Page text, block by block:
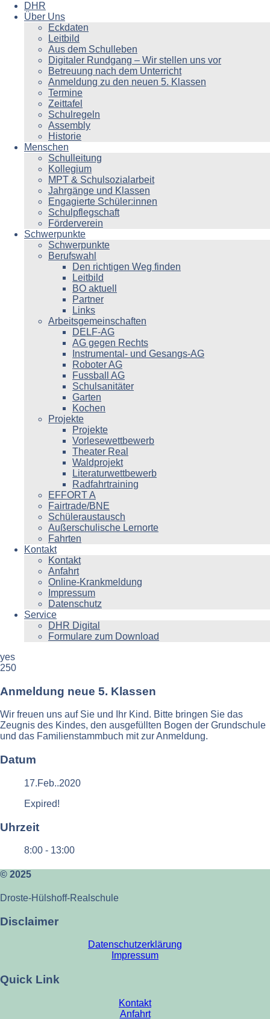
DHR
Über Uns
Eckdaten
Leitbild
Aus dem Schulleben
Digitaler Rundgang – Wir stellen uns vor
Betreuung nach dem Unterricht
Anmeldung zu den neuen 5. Klassen
Termine
Zeittafel
Schulregeln
Assembly
Historie
Menschen
Schulleitung
Kollegium
MPT & Schulsozialarbeit
Jahrgänge und Klassen
Engagierte Schüler:innen
Schulpflegschaft
Förderverein
Schwerpunkte
Schwerpunkte
Berufswahl
Den richtigen Weg finden
Leitbild
BO aktuell
Partner
Links
Arbeitsgemeinschaften
DELF-AG
AG gegen Rechts
Instrumental- und Gesangs-AG
Roboter AG
Fussball AG
Schulsanitäter
Garten
Kochen
Projekte
Projekte
Vorlesewettbewerb
Theater Real
Waldprojekt
Literaturwettbewerb
Radfahrtraining
EFFORT A
Fairtrade/BNE
Schüleraustausch
Außerschulische Lernorte
Fahrten
Kontakt
Kontakt
Anfahrt
Online-Krankmeldung
Impressum
Datenschutz
Service
DHR Digital
Formulare zum Download
yes
250
Anmeldung neue 5. Klassen
Wir freuen uns auf Sie und Ihr Kind. Bitte bringen Sie das
Zeugnis des Kindes, den ausgefüllten Bogen der Grundschule
und das Familienstammbuch mit zur Anmeldung.
Datum
17.Feb..2020
Expired!
Uhrzeit
8:00 - 13:00
© 2025
Droste-Hülshoff-Realschule
Disclaimer
Datenschutzerklärung
Impressum
Quick Link
Kontakt
Anfahrt